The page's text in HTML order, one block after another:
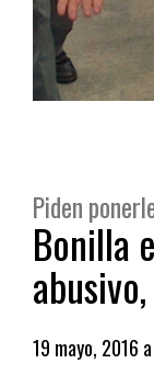
Piden
Bonilla
19 mayo, 2016